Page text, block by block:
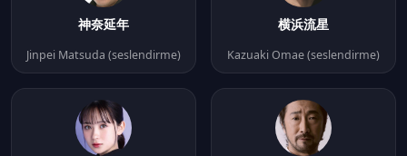
神奈延年
Jinpei Matsuda (seslendirme)
横浜流星
Kazuaki Omae (seslendirme)